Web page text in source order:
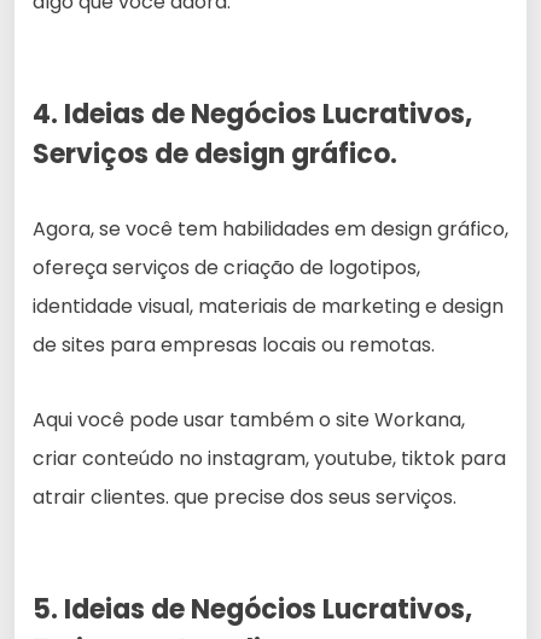
4. Ideias de Negócios Lucrativos,
Serviços de design gráfico.
Agora, se você tem habilidades em design gráfico,
ofereça serviços de criação de logotipos,
identidade visual, materiais de marketing e design
de sites para empresas locais ou remotas.
Aqui você pode usar também o site Workana,
criar conteúdo no instagram, youtube, tiktok para
atrair clientes. que precise dos seus serviços.
5. Ideias de Negócios Lucrativos,